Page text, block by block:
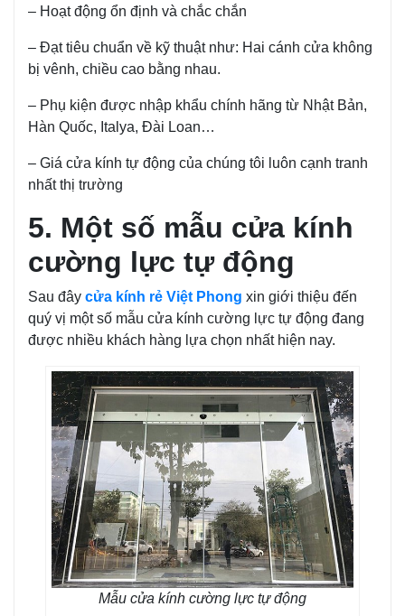
– Hoạt động ổn định và chắc chắn
– Đạt tiêu chuẩn về kỹ thuật như: Hai cánh cửa không
bị vênh, chiều cao bằng nhau.
– Phụ kiện được nhập khẩu chính hãng từ Nhật Bản,
Hàn Quốc, Italya, Đài Loan…
– Giá cửa kính tự động của chúng tôi luôn cạnh tranh
nhất thị trường
5. Một số mẫu cửa kính
cường lực tự động
Sau đây cửa kính rẻ Việt Phong xin giới thiệu đến
quý vị một số mẫu cửa kính cường lực tự động đang
được nhiều khách hàng lựa chọn nhất hiện nay.
Mẫu cửa kính cường lực tự động